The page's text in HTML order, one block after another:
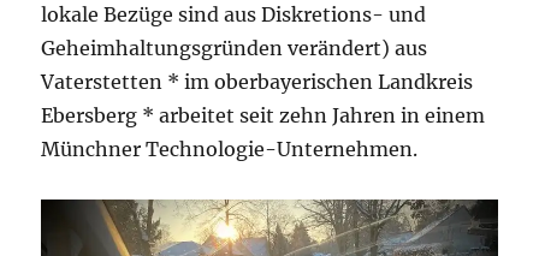
lokale Bezüge sind aus Diskretions- und
Geheimhaltungsgründen verändert) aus
Vaterstetten * im oberbayerischen Landkreis
Ebersberg * arbeitet seit zehn Jahren in einem
Münchner Technologie-Unternehmen.